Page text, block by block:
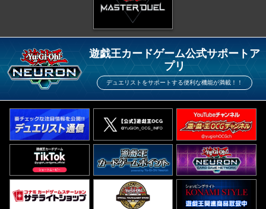
遊戯王カードゲーム公式サポートア
プリ
デュエリストをサポートする便利な機能が満載！！